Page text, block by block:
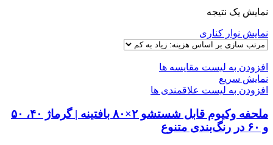
نمایش یک نتیجه
نمایش نوار کناری
افزودن به لیست مقایسه ها
نمایش سریع
افزودن به لیست علاقمندی ها
ملحفه وکیوم قابل شستشو ۲×۸۰ بافتینه | گرماژ ۴۰، ۵۰
و ۶۰ در رنگ‌بندی متنوع